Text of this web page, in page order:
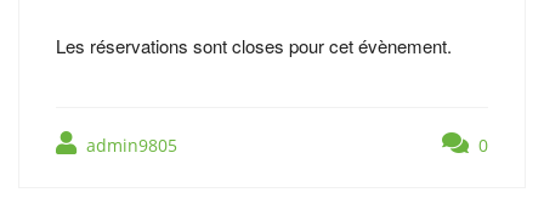
Les réservations sont closes pour cet évènement.
admin9805 0